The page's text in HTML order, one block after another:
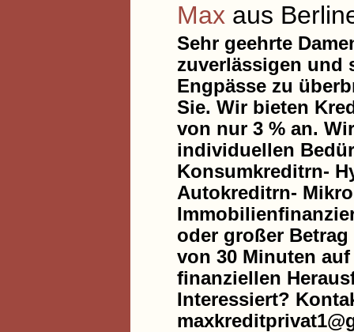
Max aus
Sehr geehrte
zuverlässigen und
Engpässe zu
Sie. Wir bieten
von nur 3 % an.
individuellen
Konsumkreditrn-
Autokreditrn-
oder großer
von 30 Minuten
finanziellen
Interessiert?